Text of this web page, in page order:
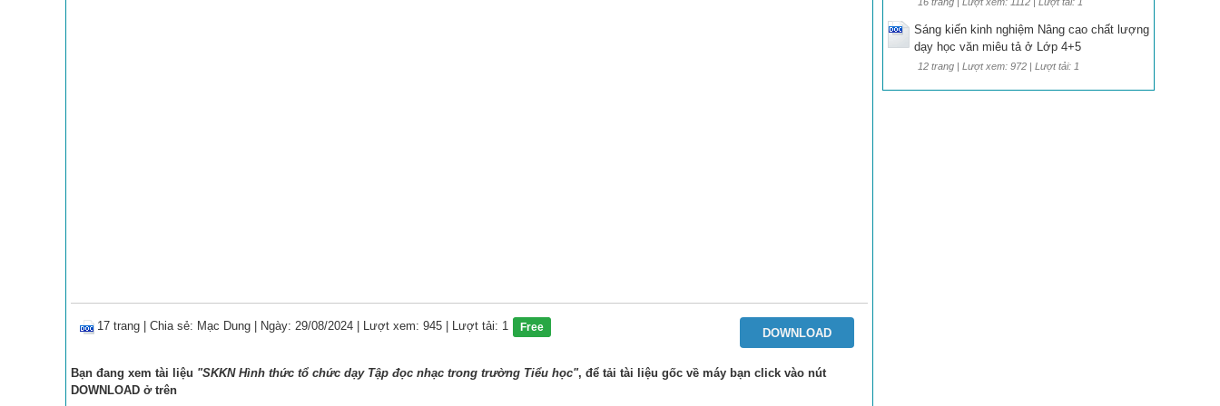
17 trang Chia sẻ: Mạc Dung | Ngày: 29/08/2024 | Lượt xem: 945 | Lượt tải: 1 Free DOWNLOAD
Bạn đang xem tài liệu "SKKN Hình thức tổ chức dạy Tập đọc nhạc trong trường Tiểu học", để tải tài liệu gốc về máy bạn click vào nút
DOWNLOAD ở trên
Sáng kiến kinh nghiệm Nâng cao chất lượng
dạy học văn miêu tả ở Lớp 4+5
12 trang | Lượt xem: 972 | Lượt tải: 1